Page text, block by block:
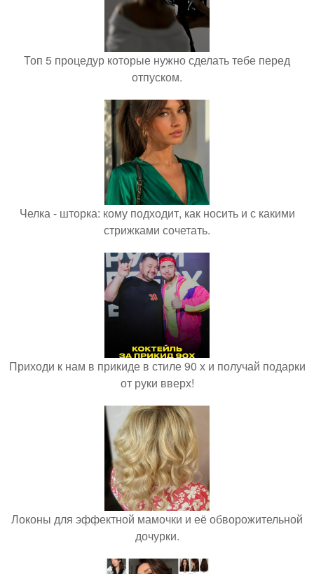
Топ 5 процедур которые нужно сделать тебе перед
отпуском.
Челка - шторка: кому подходит, как носить и с какими
стрижками сочетать.
Приходи к нам в прикиде в стиле 90 х и получай подарки
от руки вверх!
Локоны для эффектной мамочки и её обворожительной
дочурки.